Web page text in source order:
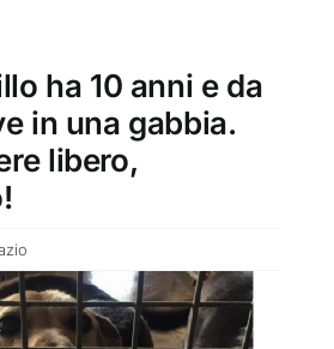
ha 10 anni e da
in una gabbia.
libero,